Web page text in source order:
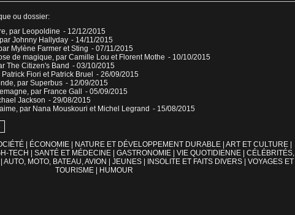
ou dossier:
par Leopoldine - 12/12/2015
Johnny Hallyday - 14/11/2015
Mylène Farmer et Sting - 07/11/2015
de magique, par Camille Lou et Florent Mothe - 10/10/2015
The Citizen's Band - 03/10/2015
Fiori et Patrick Bruel
- 26/09/2015
par Superbus - 12/09/2015
par France Gall
- 05/09/2015
Jackson - 29/08/2015
par Nana Mouskouri et Michel Legrand - 15/08/2015
ÉCONOMIE NATURE ET DÉVELOPPEMENT DURABLE ART ET CULTURE
TECH SANTÉ ET MÉDECINE GASTRONOMIE VIE QUOTIDIENNE
CÉLÉBRITÉS,
AUTO, MOTO, BATEAU, AVION JEUNES INSOLITE ET FAITS DIVERS
VOYAGES ET
TOURISME
HUMOUR